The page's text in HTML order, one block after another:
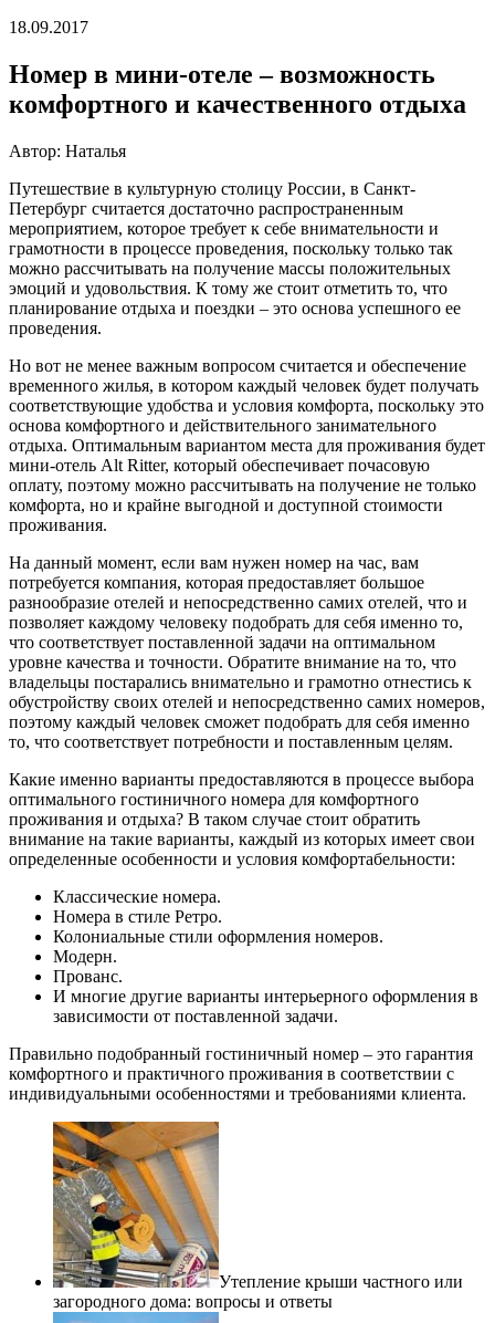
18.09.2017
Номер в мини-отеле – возможность
комфортного и качественного отдыха
Автор: Наталья
Путешествие в культурную столицу России, в Санкт-
Петербург считается достаточно распространенным
мероприятием, которое требует к себе внимательности и
грамотности в процессе проведения, поскольку только так
можно рассчитывать на получение массы положительных
эмоций и удовольствия. К тому же стоит отметить то, что
планирование отдыха и поездки – это основа успешного ее
проведения.
Но вот не менее важным вопросом считается и обеспечение
временного жилья, в котором каждый человек будет получать
соответствующие удобства и условия комфорта, поскольку это
основа комфортного и действительного занимательного
отдыха. Оптимальным вариантом места для проживания будет
мини-отель Alt Ritter, который обеспечивает почасовую
оплату, поэтому можно рассчитывать на получение не только
комфорта, но и крайне выгодной и доступной стоимости
проживания.
На данный момент, если вам нужен номер на час, вам
потребуется компания, которая предоставляет большое
разнообразие отелей и непосредственно самих отелей, что и
позволяет каждому человеку подобрать для себя именно то,
что соответствует поставленной задачи на оптимальном
уровне качества и точности. Обратите внимание на то, что
владельцы постарались внимательно и грамотно отнестись к
обустройству своих отелей и непосредственно самих номеров,
поэтому каждый человек сможет подобрать для себя именно
то, что соответствует потребности и поставленным целям.
Какие именно варианты предоставляются в процессе выбора
оптимального гостиничного номера для комфортного
проживания и отдыха? В таком случае стоит обратить
внимание на такие варианты, каждый из которых имеет свои
определенные особенности и условия комфортабельности:
Классические номера.
Номера в стиле Ретро.
Колониальные стили оформления номеров.
Модерн.
Прованс.
И многие другие варианты интерьерного оформления в
зависимости от поставленной задачи.
Правильно подобранный гостиничный номер – это гарантия
комфортного и практичного проживания в соответствии с
индивидуальными особенностями и требованиями клиента.
Утепление крыши частного или
загородного дома: вопросы и ответы